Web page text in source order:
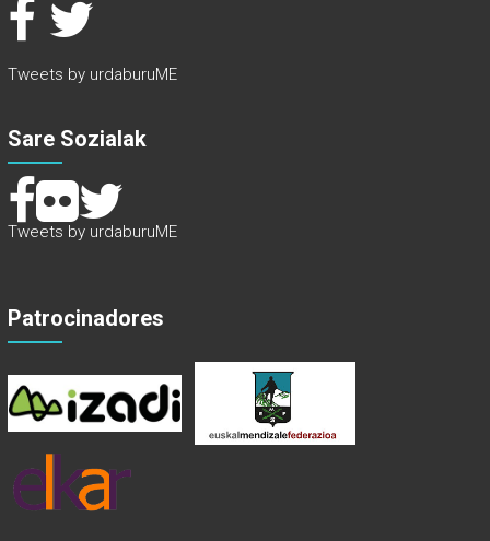
Tweets by urdaburuME
Sare Sozialak
Tweets by urdaburuME
Patrocinadores